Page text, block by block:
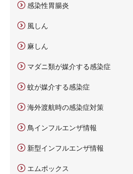
感染性胃腸炎
風しん
麻しん
マダニ類が媒介する感染症
蚊が媒介する感染症
海外渡航時の感染症対策
鳥インフルエンザ情報
新型インフルエンザ情報
エムポックス